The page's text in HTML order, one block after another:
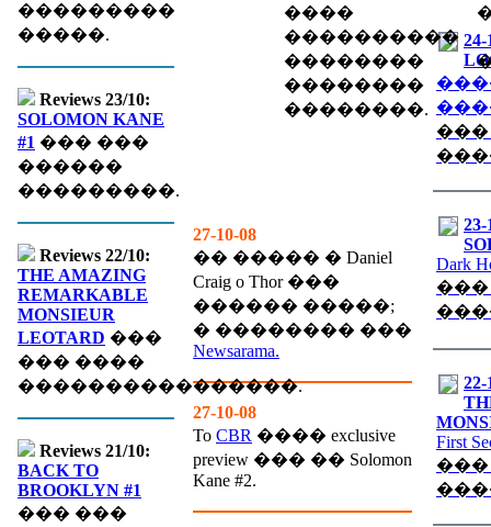
���������
�����.
Reviews 23/10:
SOLOMON KANE
#1 ��� ���
������
���������.
Reviews 22/10:
THE AMAZING
REMARKABLE
MONSIEUR
LEOTARD ���
��� ����
����������������.
Reviews 21/10:
BACK TO
BROOKLYN #1
��� ���
����
����������
��������
��������
��������.
27-10-08
�� ����� � Daniel
Craig o Thor ���
������ �����;
� �������� ���
Newsarama.
27-10-08
To CBR ���� exclusive
preview ��� �� Solomon
Kane #2.
24-
23-
Dark
22-
First